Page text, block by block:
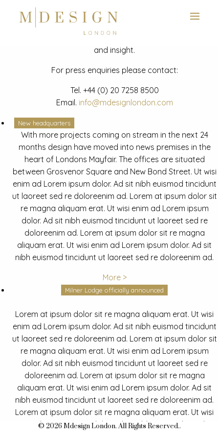
News
Latest mdesign development project and advisory news
and insight.
For press enquiries please contact:
Tel. +44 (0) 20 7258 8500
Email. info@mdesignlondon.com
New headquarters
With more projects coming on stream in the next 24
months design have moved into news premises in the
heart of Londons Mayfair. The offices are situated
between Grosvenor Square and New Bond Street. Ut wisi
enim ad Lorem ipsum dolor. Ad sit nibh euismod tincidunt
ut laoreet sed re doloreenim ad. Lorem at ipsum dolor sit
re magna aliquam erat. Ut wisi enim ad Lorem ipsum
dolor. Ad sit nibh euismod tincidunt ut laoreet sed re
doloreenim ad. Lorem at ipsum dolor sit re magna
aliquam erat. Ut wisi enim ad Lorem ipsum dolor. Ad sit
nibh euismod tincidunt ut laoreet sed re doloreenim ad.
More >
Milner Lodge officially announced
Lorem at ipsum dolor sit re magna aliquam erat. Ut wisi
enim ad Lorem ipsum dolor. Ad sit nibh euismod tincidunt
ut laoreet sed re doloreenim ad. Lorem at ipsum dolor sit
re magna aliquam erat. Ut wisi enim ad Lorem ipsum
dolor. Ad sit nibh euismod tincidunt ut laoreet sed re
doloreenim ad. Lorem at ipsum dolor sit re magna
aliquam erat. Ut wisi enim ad Lorem ipsum dolor. Ad sit
nibh euismod tincidunt ut laoreet sed re doloreenim ad.
Lorem at ipsum dolor sit re magna aliquam erat. Ut wisi
enim ad Lorem ipsum dolor. Ad sit nibh euismod tincidunt
© 2026 Mdesign London. All Rights Reserved..